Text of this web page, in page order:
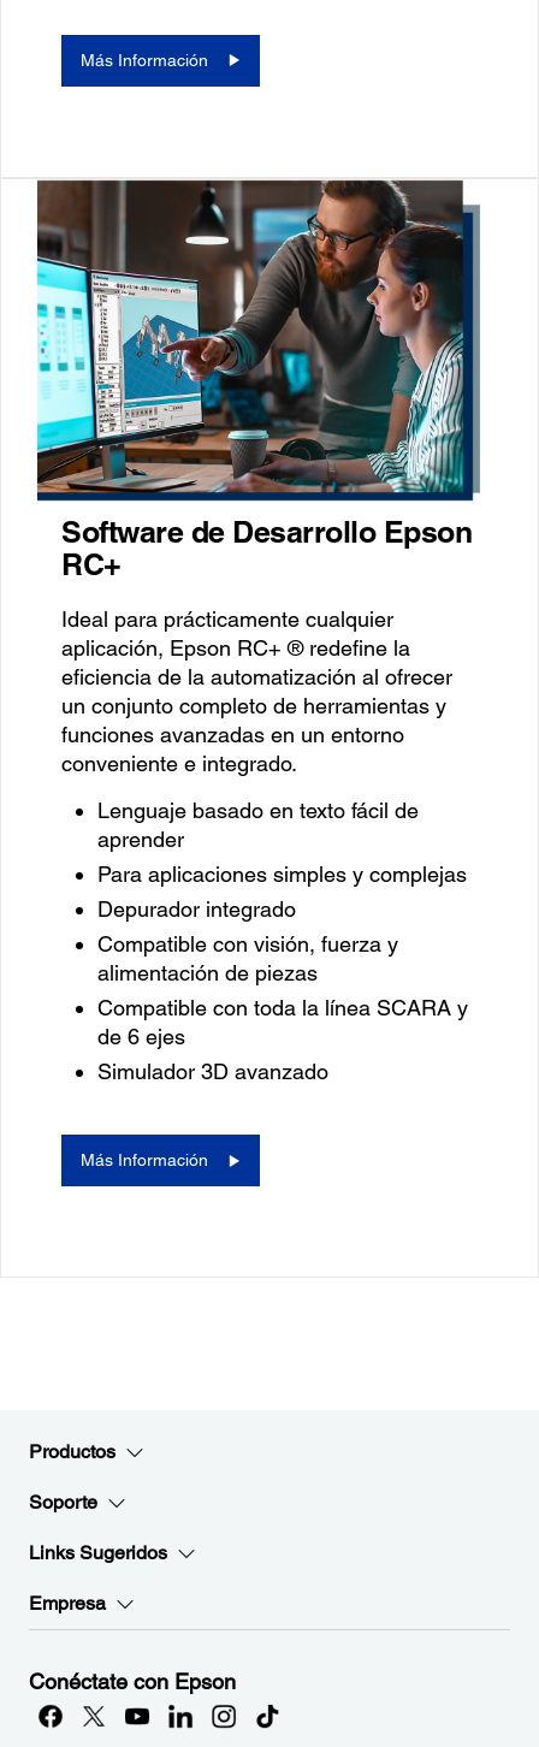
Más Información
Software de Desarrollo Epson
RC+
Ideal para prácticamente cualquier
aplicación, Epson RC+ ® redefine la
eficiencia de la automatización al ofrecer
un conjunto completo de herramientas y
funciones avanzadas en un entorno
conveniente e integrado.
Lenguaje basado en texto fácil de
aprender
Para aplicaciones simples y complejas
Depurador integrado
Compatible con visión, fuerza y ​​
alimentación de piezas
Compatible con toda la línea SCARA y
de 6 ejes
Simulador 3D avanzado
Más Información
Productos
Soporte
Links Sugeridos
Empresa
Conéctate con Epson